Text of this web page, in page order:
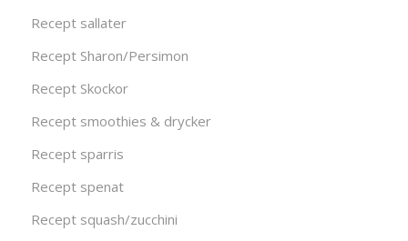
Recept sallater
Recept Sharon/Persimon
Recept Skockor
Recept smoothies & drycker
Recept sparris
Recept spenat
Recept squash/zucchini